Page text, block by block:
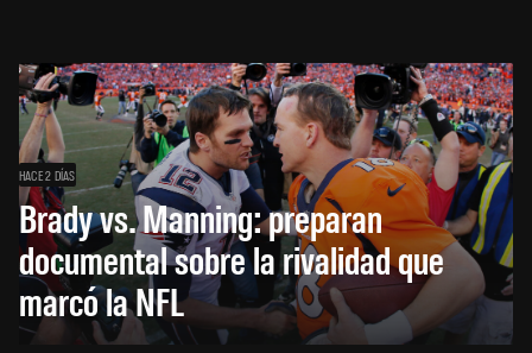
HACE 2 DÍAS
Brady vs. Manning: preparan
documental sobre la rivalidad que
marcó la NFL